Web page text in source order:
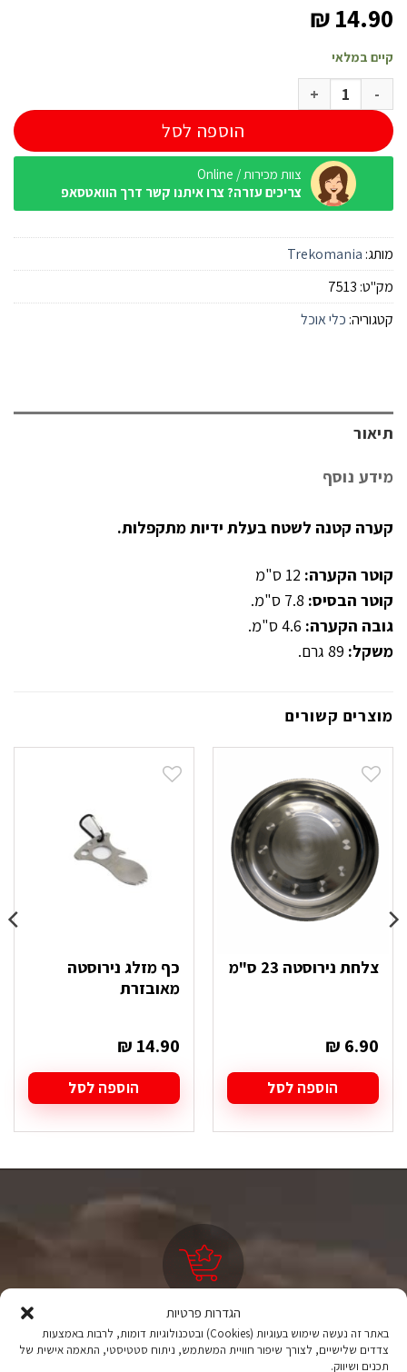
הגדרות פרטיות
באתר זה נעשה שימוש בעוגיות (Cookies) ובטכנולוגיות דומות, לרבות באמצעות
צדדים שלישיים, לצורך שיפור חוויית המשתמש, ניתוח סטטיסטי, התאמה אישית של
תכנים ושיווק.
₪14.90
קיים במלאי
כמות של מרקיה עם ידית מתקפלת לתחתית
הוספה לסל
צוות מכירות / Online
צריכים עזרה? צרו איתנו קשר דרך הוואטסאפ
מותג: Trekomania
מק"ט: 7513
קטגוריה: כלי אוכל
תיאור
מידע נוסף
קערה קטנה לשטח בעלת ידיות מתקפלות.
קוטר הקערה:
קוטר הבסיס:
גובה הקערה:
משקל:
מוצרים קשורים
צלחת נירוסטה 23 ס"מ
₪ 6.90
הוספה לסל
כף מזלג נירוסטה
מאובזרת
₪ 14.90
הוספה לסל
ציוד טיולים
מהיבואן לצרכן